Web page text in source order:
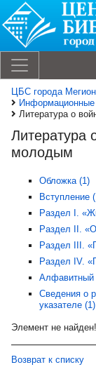
ЦБС города
Информационные
Литература о
Литература
молодым
Обложка (1)
Вступление
Раздел I.
Раздел II.
Раздел III.
Раздел IV.
Алфавитный
Сведения о
указателе (1)
Элемент не найден!
Возврат к списку